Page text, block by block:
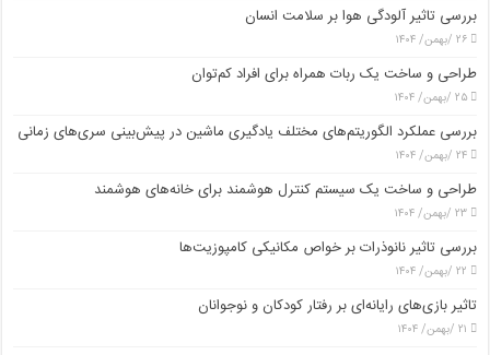
بررسی تاثیر آلودگی هوا بر سلامت انسان
۲۶ /بهمن/ ۱۴۰۴
طراحی و ساخت یک ربات همراه برای افراد کم‌توان
۲۵ /بهمن/ ۱۴۰۴
بررسی عملکرد الگوریتم‌های مختلف یادگیری ماشین در پیش‌بینی سری‌های زمانی
۲۴ /بهمن/ ۱۴۰۴
طراحی و ساخت یک سیستم کنترل هوشمند برای خانه‌های هوشمند
۲۳ /بهمن/ ۱۴۰۴
بررسی تاثیر نانوذرات بر خواص مکانیکی کامپوزیت‌ها
۲۲ /بهمن/ ۱۴۰۴
تاثیر بازی‌های رایانه‌ای بر رفتار کودکان و نوجوانان
۲۱ /بهمن/ ۱۴۰۴